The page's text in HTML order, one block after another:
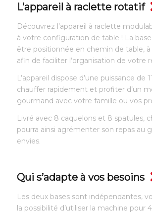
L’appareil à raclette rotatif
Découvrez l’appareil à raclette
à votre configuration de table ! La
être positionnée en chemin de table,
afin de faciliter l’organisation de votre
L’appareil dispose d’une puissance de
chauffer rapidement et profiter d’un
gourmand avec votre famille ou vos
Livré avec 8 caquelons et 8 spatules,
pourra ainsi agrémenter son repas au
envies.
Qui s’adapte à vos besoins
Les deux bases sont indépendantes,
la possibilité d’utiliser la machine pour